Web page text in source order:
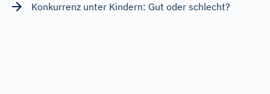
Konkurrenz unter Kindern: Gut oder schlecht?